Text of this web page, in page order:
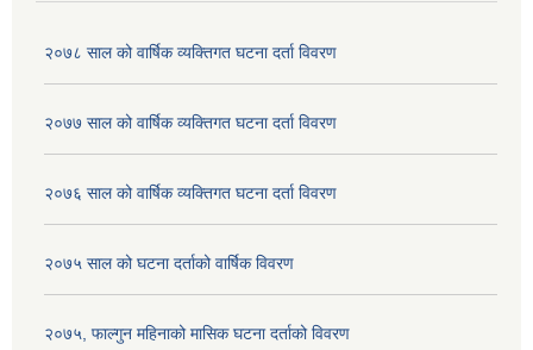
२०७८ साल को वार्षिक व्यक्तिगत घटना दर्ता विवरण
२०७७ साल को वार्षिक व्यक्तिगत घटना दर्ता विवरण
२०७६ साल को वार्षिक व्यक्तिगत घटना दर्ता विवरण
२०७५ साल को घटना दर्ताको वार्षिक विवरण
२०७५, फाल्गुन महिनाको मासिक घटना दर्ताको विवरण